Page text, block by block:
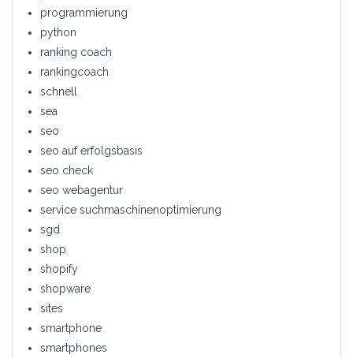
programmierung
python
ranking coach
rankingcoach
schnell
sea
seo
seo auf erfolgsbasis
seo check
seo webagentur
service suchmaschinenoptimierung
sgd
shop
shopify
shopware
sites
smartphone
smartphones